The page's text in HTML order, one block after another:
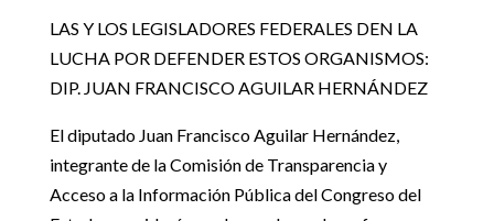
LAS Y LOS LEGISLADORES FEDERALES DEN LA
LUCHA POR DEFENDER ESTOS ORGANISMOS:
DIP. JUAN FRANCISCO AGUILAR HERNÁNDEZ
El diputado Juan Francisco Aguilar Hernández,
integrante de la Comisión de Transparencia y
Acceso a la Información Pública del Congreso del